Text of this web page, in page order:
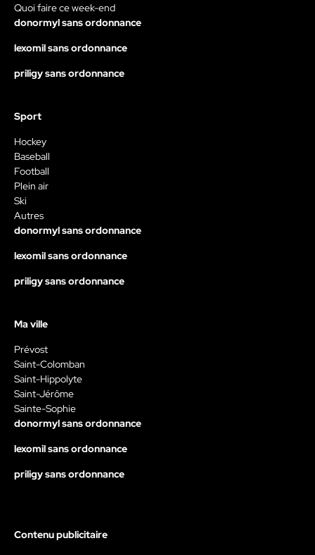
Quoi faire ce week-end
donormyl sans ordonnance
lexomil sans ordonnance
priligy sans ordonnance
Sport
Hockey
Baseball
Football
Plein air
Ski
Autres
donormyl sans ordonnance
lexomil sans ordonnance
priligy sans ordonnance
Ma ville
Prévost
Saint-Colomban
Saint-Hippolyte
Saint-Jérôme
Sainte-Sophie
donormyl sans ordonnance
lexomil sans ordonnance
priligy sans ordonnance
Contenu publicitaire